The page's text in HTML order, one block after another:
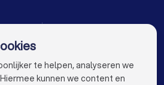
in Woerden
in Amsterdam
in Rotterdam
voor jou
te helpen, analyseren we
kunnen we content en